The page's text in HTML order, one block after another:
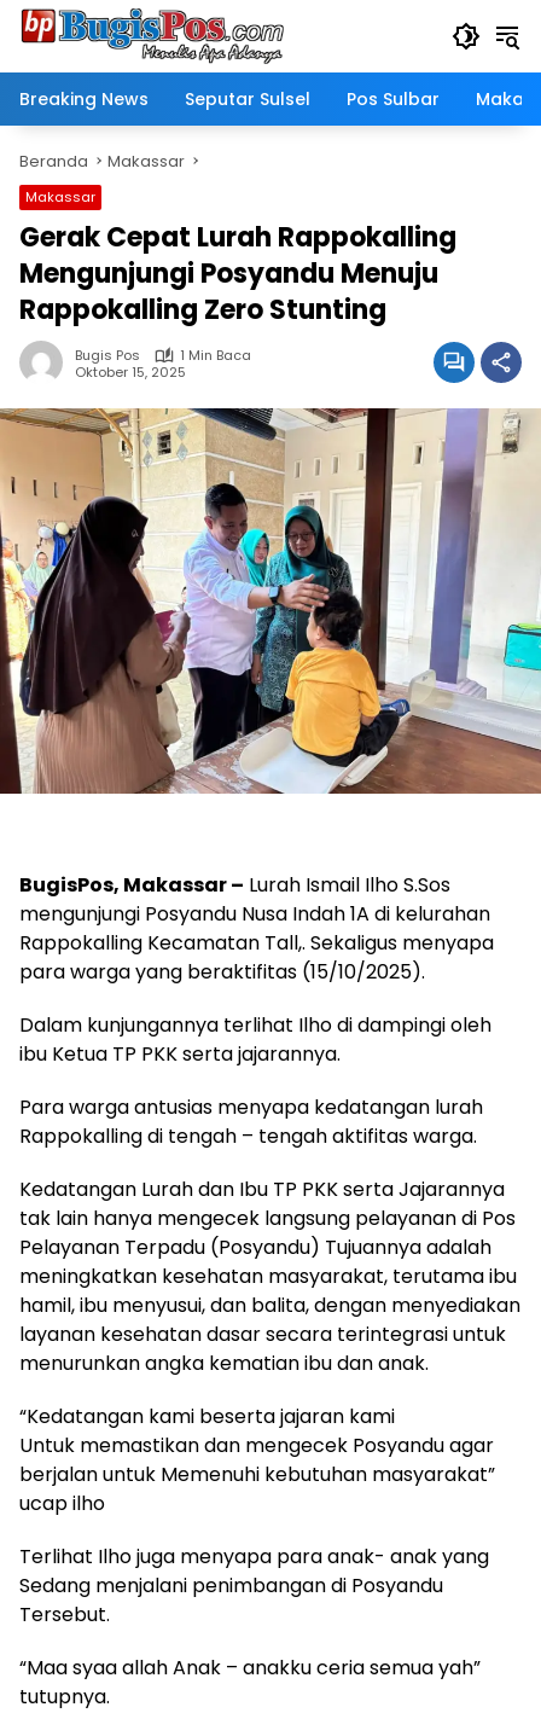
Langsung
Breaking News
Seputar Sulsel Pos Sulbar
Beranda Makassar
Makassar
Gerak Cepat Lurah Rappokalling
Mengunjungi Posyandu Menuju
Rappokalling Zero Stunting
Bugis Pos
1 Min Baca
Oktober 15, 2025
BugisPos, Makassar – Lurah Ismail Ilho S.Sos
mengunjungi Posyandu Nusa Indah 1A di kelurahan
Rappokalling Kecamatan Tall,. Sekaligus menyapa
para warga yang beraktifitas (15/10/2025).
Dalam kunjungannya terlihat Ilho di dampingi oleh
ibu Ketua TP PKK serta jajarannya.
Para warga antusias menyapa kedatangan lurah
Rappokalling di tengah – tengah aktifitas warga.
Kedatangan Lurah dan Ibu TP PKK serta Jajarannya
tak lain hanya mengecek langsung pelayanan di Pos
Pelayanan Terpadu (Posyandu) Tujuannya adalah
meningkatkan kesehatan masyarakat, terutama ibu
hamil, ibu menyusui, dan balita, dengan menyediakan
layanan kesehatan dasar secara terintegrasi untuk
menurunkan angka kematian ibu dan anak.
“Kedatangan kami beserta jajaran kami
Untuk memastikan dan mengecek Posyandu agar
berjalan untuk Memenuhi kebutuhan masyarakat”
ucap ilho
Terlihat Ilho juga menyapa para anak- anak yang
Sedang menjalani penimbangan di Posyandu
Tersebut.
“Maa syaa allah Anak – anakku ceria semua yah”
tutupnya.